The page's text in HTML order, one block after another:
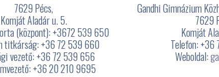
7629 Pécs,
Komját Aladár u. 5.
(központ): +3672 539 650
titkárság: +36 72 539 660
vezető: +36 72 539 656
+36 20 210 9695
Gandhi Gimnázium
7629
Komját
Telefon:
Weboldal: